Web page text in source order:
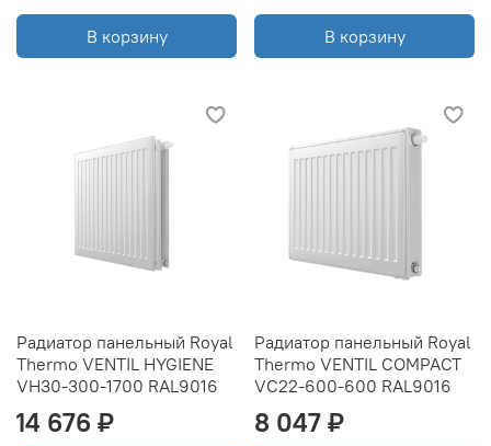
В корзину В корзину
Радиатор панельный Royal
Thermo VENTIL HYGIENE
VH30-300-1700 RAL9016
14 676 ₽
Радиатор панельный Royal
Thermo VENTIL COMPACT
VC22-600-600 RAL9016
8 047 ₽